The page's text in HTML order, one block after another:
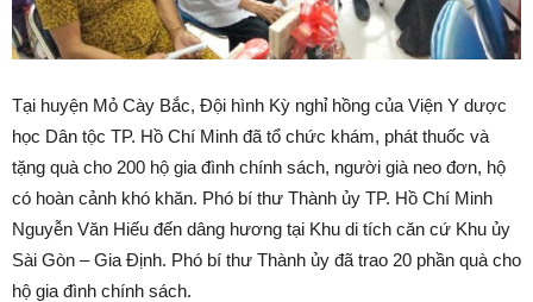
Tại huyện Mỏ Cày Bắc, Đội hình Kỳ nghỉ hồng của Viện Y dược
học Dân tộc TP. Hồ Chí Minh đã tổ chức khám, phát thuốc và
tặng quà cho 200 hộ gia đình chính sách, người già neo đơn, hộ
có hoàn cảnh khó khăn. Phó bí thư Thành ủy TP. Hồ Chí Minh
Nguyễn Văn Hiếu đến dâng hương tại Khu di tích căn cứ Khu ủy
Sài Gòn – Gia Định. Phó bí thư Thành ủy đã trao 20 phần quà cho
hộ gia đình chính sách.